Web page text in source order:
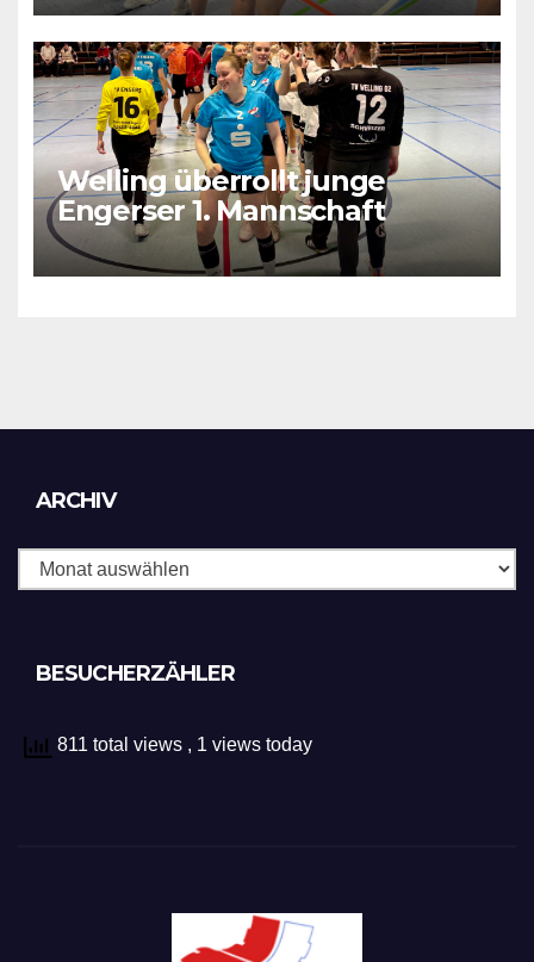
Welling überrollt junge
Engerser 1. Mannschaft
ARCHIV
BESUCHERZÄHLER
811 total views , 1 views today